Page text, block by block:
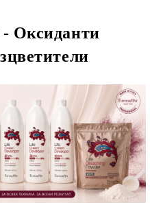
Оксиданти